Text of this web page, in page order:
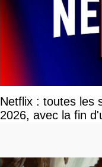
Netflix : toutes les
2026, avec la fin